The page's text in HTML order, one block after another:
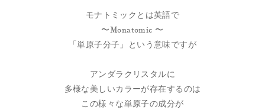
モナトミックとは英語で
〜Monatomic 〜
「単原子分子」という意味ですが
アンダラクリスタルに
多様な美しいカラーが存在するのは
この様々な単原子の成分が